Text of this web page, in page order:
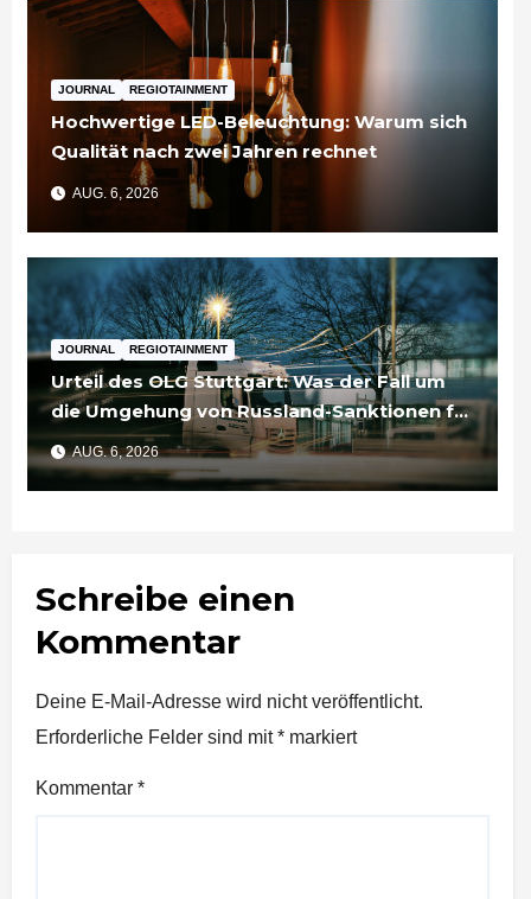
JOURNAL REGIOTAINMENT
Hochwertige LED-Beleuchtung: Warum sich
Qualität nach zwei Jahren rechnet
AUG. 6, 2026
JOURNAL REGIOTAINMENT
Urteil des OLG Stuttgart: Was der Fall um
die Umgehung von Russland-Sanktionen für
Unternehmen bedeutet
AUG. 6, 2026
Schreibe einen
Kommentar
Deine E-Mail-Adresse wird nicht veröffentlicht.
Erforderliche Felder sind mit* markiert
Kommentar *